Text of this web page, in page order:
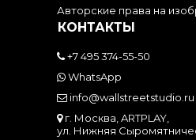
Авторские права на
КОНТАКТЫ
+7 495 374-55-50
WhatsApp
info@wallstreetstudio.ru
г. Москва, ARTPLAY,
ул. Нижняя